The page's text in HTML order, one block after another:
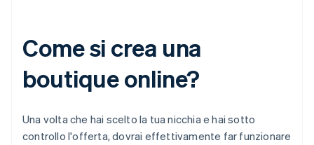
Come si crea una
boutique online?
Una volta che hai scelto la tua nicchia e hai sotto
controllo l'offerta, dovrai effettivamente far funzionare